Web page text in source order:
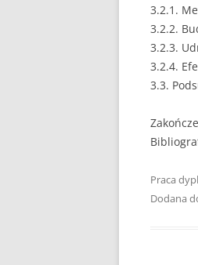
3.2.1.
3.2.2.
3.2.3.
3.2.4.
3.3.
Praca
Dodana